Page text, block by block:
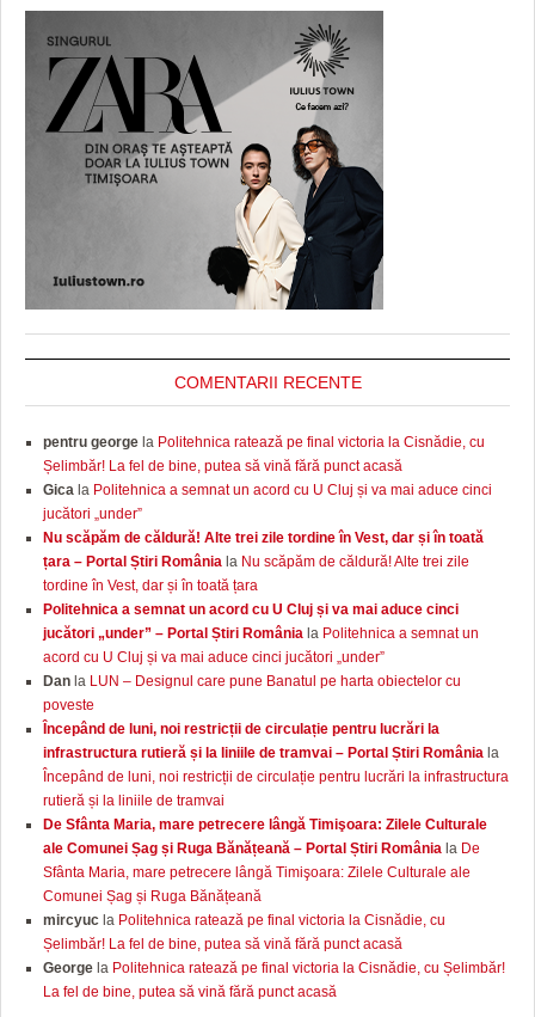
COMENTARII RECENTE
pentru george la Politehnica ratează pe final victoria la Cisnădie, cu
Șelimbăr! La fel de bine, putea să vină fără punct acasă
Gica la Politehnica a semnat un acord cu U Cluj și va mai aduce cinci
jucători „under”
Nu scăpăm de căldură! Alte trei zile tordine în Vest, dar și în toată
țara – Portal Știri România la Nu scăpăm de căldură! Alte trei zile
tordine în Vest, dar și în toată țara
Politehnica a semnat un acord cu U Cluj și va mai aduce cinci
jucători „under” – Portal Știri România la Politehnica a semnat un
acord cu U Cluj și va mai aduce cinci jucători „under”
Dan la LUN – Designul care pune Banatul pe harta obiectelor cu
poveste
Începând de luni, noi restricții de circulație pentru lucrări la
infrastructura rutieră și la liniile de tramvai – Portal Știri România la
Începând de luni, noi restricții de circulație pentru lucrări la infrastructura
rutieră și la liniile de tramvai
De Sfânta Maria, mare petrecere lângă Timişoara: Zilele Culturale
ale Comunei Șag și Ruga Bănățeană – Portal Știri România la De
Sfânta Maria, mare petrecere lângă Timişoara: Zilele Culturale ale
Comunei Șag și Ruga Bănățeană
mircyuc la Politehnica ratează pe final victoria la Cisnădie, cu
Șelimbăr! La fel de bine, putea să vină fără punct acasă
George la Politehnica ratează pe final victoria la Cisnădie, cu Șelimbăr!
La fel de bine, putea să vină fără punct acasă